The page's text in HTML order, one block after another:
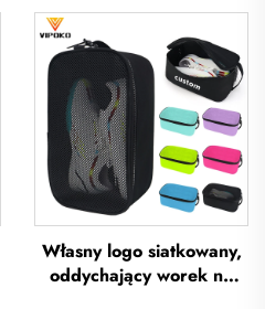
koszykówki z logo,
codzienna torba sportowa
do koszykówki, podróżna
torba do koszykówki
Własny logo siatkowany,
oddychający worek na